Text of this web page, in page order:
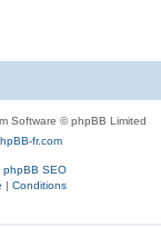
Software © phpBB Limited
fr.com
phpBB SEO
| Conditions